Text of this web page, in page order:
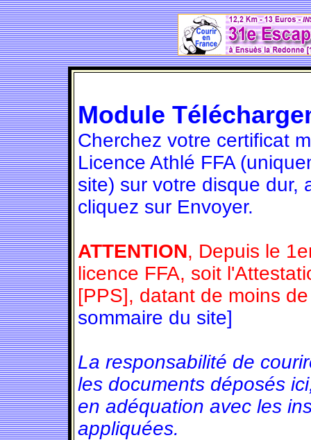
Module
Cherchez votre certificat
Licence Athlé FFA
site) sur votre disque dur,
cliquez sur Envoyer.
ATTENTION, Depuis le
licence FFA, soit
[PPS], datant de moins
sommaire du site]
La responsabilité de
les documents déposés
en adéquation avec les
appliquées.